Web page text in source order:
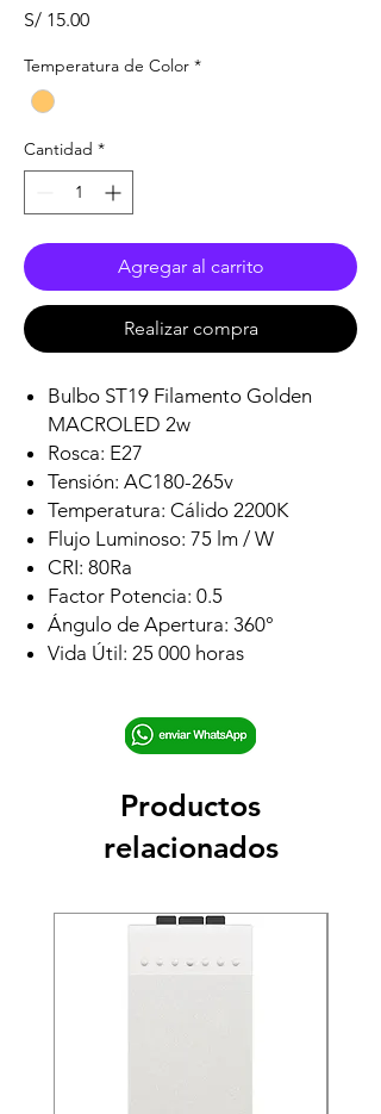
S/ 15.00Precio
Temperatura de Color *
Cantidad *
Agregar al carrito
Realizar compra
Bulbo ST19 Filamento Golden
MACROLED 2w
Rosca: E27
Tensión: AC180-265v
Temperatura: Cálido 2200K
Flujo Luminoso: 75 lm / W
CRI: 80Ra
Factor Potencia: 0.5
Ángulo de Apertura: 360°
Vida Útil: 25 000 horas
Productos
relacionados